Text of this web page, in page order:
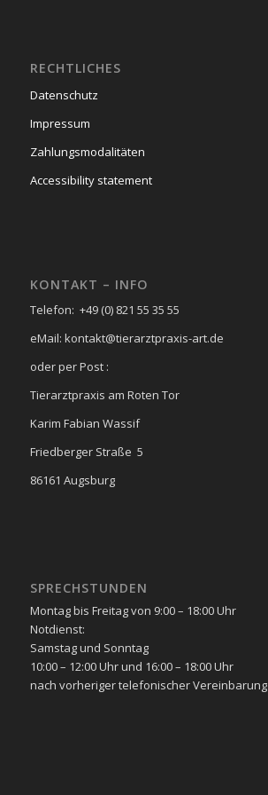
RECHTLICHES
Datenschutz
Impressum
Zahlungsmodalitäten
Accessibility statement
KONTAKT – INFO
Telefon: +49 (0) 821 55 35 55
eMail: kontakt@tierarztpraxis-art.de
oder per Post :
Tierarztpraxis am Roten Tor
Karim Fabian Wassif
Friedberger Straße 5
86161 Augsburg
SPRECHSTUNDEN
Montag bis Freitag von 9:00 – 18:00 Uhr
Notdienst:
Samstag und Sonntag
10:00 – 12:00 Uhr und 16:00 – 18:00 Uhr
nach vorheriger telefonischer Vereinbarung